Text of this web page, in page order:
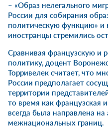
– «Образ нелегального
России для собирания
политическую функцию» и
иностранцы стремились
Сравнивая французскую и
политику, доцент
Торривелек считает, что
России предполагает
территории
то время как французская
всегда была направлена
межнациональных границ.